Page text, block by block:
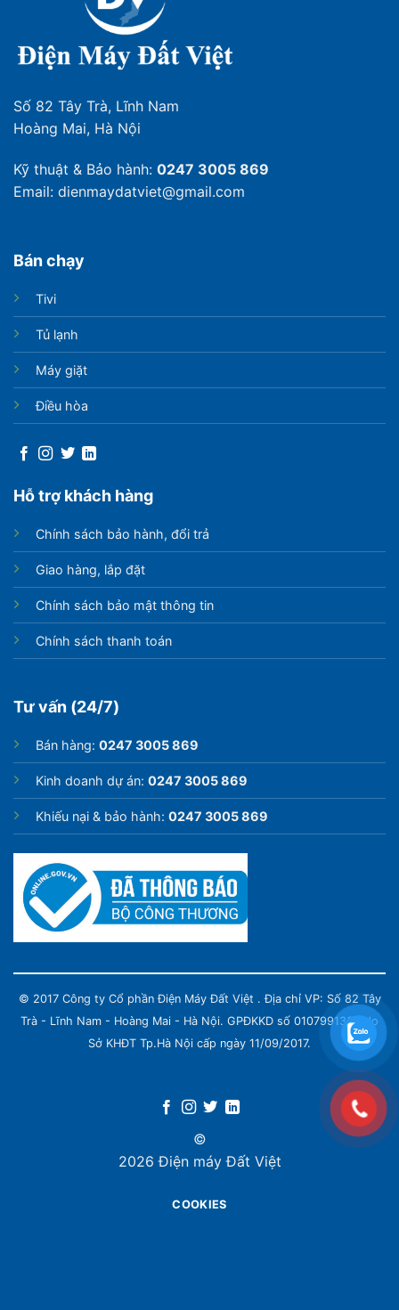
Số 82 Tây Trà, Lĩnh Nam
Hoàng Mai, Hà Nội
Kỹ thuật & Bảo hành: 0247 3005 869
Email: dienmaydatviet@gmail.com
Bán chạy
Tivi
Tủ lạnh
Máy giặt
Điều hòa
Hỗ trợ khách hàng
Chính sách bảo hành, đổi trả
Giao hàng, lắp đặt
Chính sách bảo mật thông tin
Chính sách thanh toán
Tư vấn (24/7)
Bán hàng: 0247 3005 869
Kinh doanh dự án: 0247 3005 869
Khiếu nại & bảo hành: 0247 3005 869
© 2017 Công ty Cổ phần Điện Máy Đất Việt . Địa chỉ VP: Số 82 Tây
Trà - Lĩnh Nam - Hoàng Mai - Hà Nội. GPĐKKD số 0107991339 do
Sở KHĐT Tp.Hà Nội cấp ngày 11/09/2017.
©
2026 Điện máy Đất Việt
COOKIES